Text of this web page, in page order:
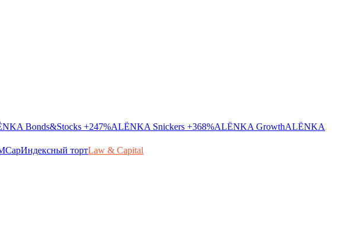
Bonds&Stocks +247%ALЁNKA Snickers +368%ALЁNKA GrowthALЁNKA
Индексный тортLaw & Capital